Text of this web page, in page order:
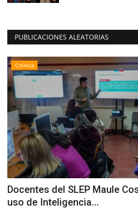
PUBLICACIONES ALEATORIAS
Crónica
Docentes del SLEP Maule
uso de Inteligencia...